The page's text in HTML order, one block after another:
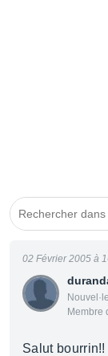
Membre
02 Février 2005 à
Salut bourrin!!